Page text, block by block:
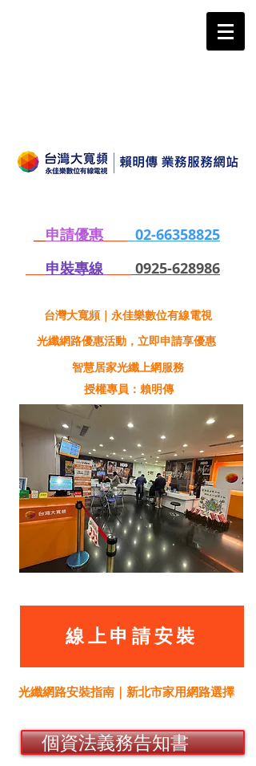
申請優惠
02-66358825
申裝專線
0925-628986
台灣大寬頻｜永佳樂數位有線電視
光纖網路優惠活動，立即申請享優惠
智慧居家光纖上網服務
授權專員：賴明傳
線上申請安裝
光纖網路安裝指南｜新北市家用網路選擇
個資法義務告知書